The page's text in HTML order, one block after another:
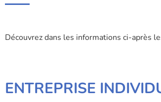
Découvrez dans les informations ci-après
ENTREPRISE